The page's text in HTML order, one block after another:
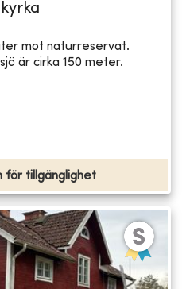
mot naturreservat.
är cirka 150 meter.
för tillgänglighet